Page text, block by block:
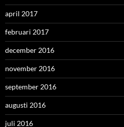
april 2017
februari 2017
december 2016
november 2016
september 2016
augusti 2016
juli 2016